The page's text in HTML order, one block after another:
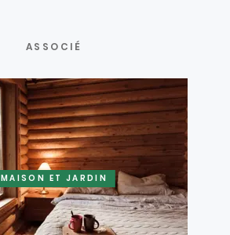
ASSOCIÉ
MAISON ET JARDIN